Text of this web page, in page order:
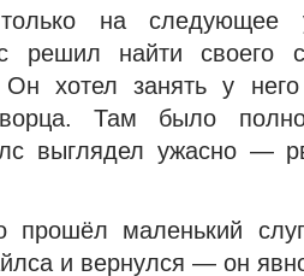
на
решил найти своего
хотел занять у
Там было
выглядел ужасно —
прошёл маленький
и вернулся — он